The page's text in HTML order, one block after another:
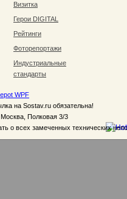
Визитка
Герои DIGITAL
Рейтинги
Фоторепортажи
Индустриальные
стандарты
WPF
на Sostav.ru обязательна!
Москва, Полковая 3/3
о всех замеченных технических